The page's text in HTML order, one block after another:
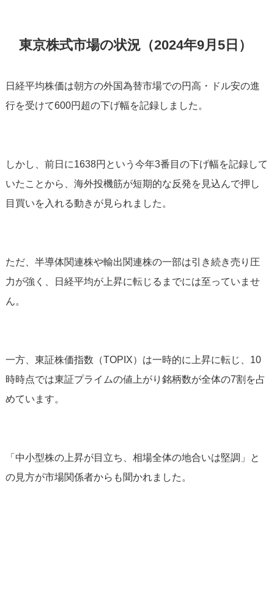
東京株式市場の状況（2024年9月5日）
日経平均株価は朝方の外国為替市場での円高・ドル安の進
行を受けて600円超の下げ幅を記録しました。
しかし、前日に1638円という今年3番目の下げ幅を記録して
いたことから、海外投機筋が短期的な反発を見込んで押し
目買いを入れる動きが見られました。
ただ、半導体関連株や輸出関連株の一部は引き続き売り圧
力が強く、日経平均が上昇に転じるまでには至っていませ
ん。
一方、東証株価指数（TOPIX）は一時的に上昇に転じ、10
時時点では東証プライムの値上がり銘柄数が全体の7割を占
めています。
「中小型株の上昇が目立ち、相場全体の地合いは堅調」と
の見方が市場関係者からも聞かれました。